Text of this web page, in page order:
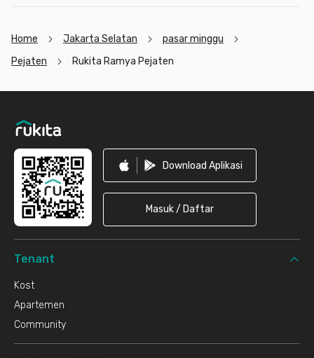
Home Jakarta Selatan
pasar minggu
Pejaten
Rukita Ramya Pejaten
Download Aplikasi
Masuk / Daftar
Tenant
Kost
Apartemen
Community